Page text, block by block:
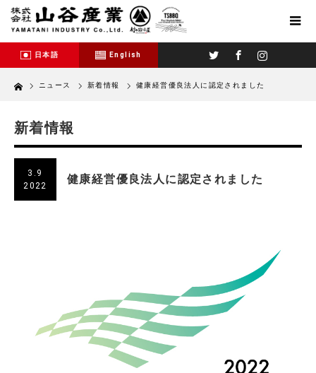
日本語 English
Home ニュース 新着情報 健康経営優良法人に認定されました
新着情報
3.9
2022
健康経営優良法人に認定されました